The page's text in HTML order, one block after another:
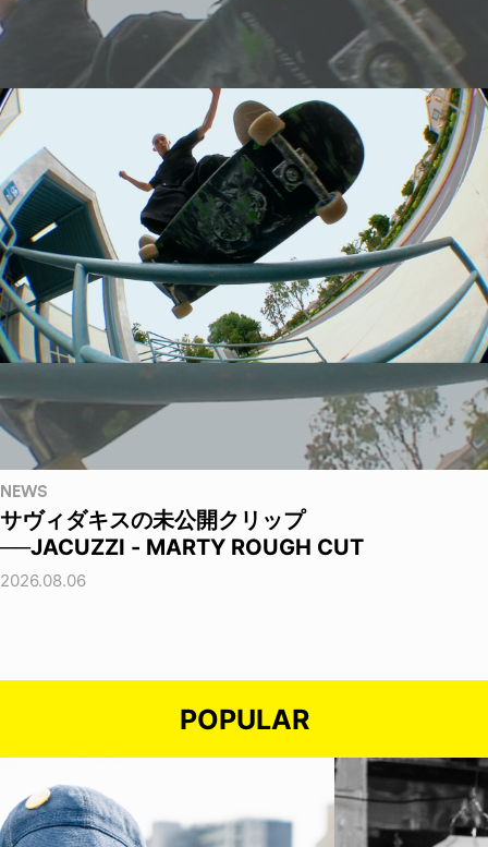
NEWS
サヴィダキスの未公開クリップ
──JACUZZI - MARTY ROUGH CUT
2026.08.06
POPULAR